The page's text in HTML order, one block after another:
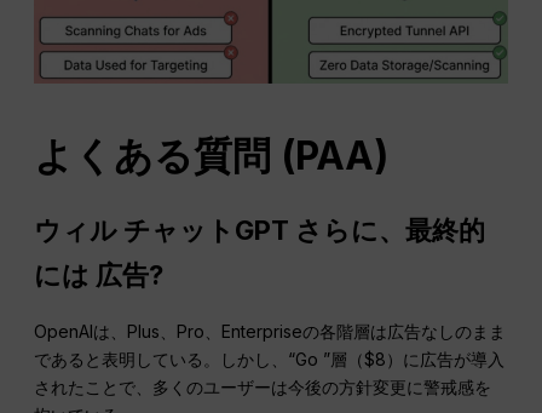
よくある質問 (PAA)
ウィル チャットGPT さらに、最終的
には 広告?
OpenAIは、Plus、Pro、Enterpriseの各階層は広告なしのまま
であると表明している。しかし、“Go ”層（$8）に広告が導入
されたことで、多くのユーザーは今後の方針変更に警戒感を